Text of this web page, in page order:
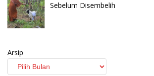
Sebelum Disembelih
Arsip